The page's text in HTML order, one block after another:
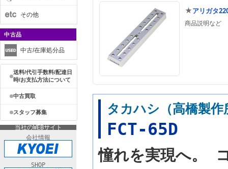
その他
中古品
中古/在庫処分品
送料/代引手数料/配達日
時/お支払方法について
中古買取
スタッフ募集
当社のWEBサイト
会社情報
SHOP
★アリガタ
商品説明など
タカハシ（高橋製
FCT-65D
憧れを実現へ。